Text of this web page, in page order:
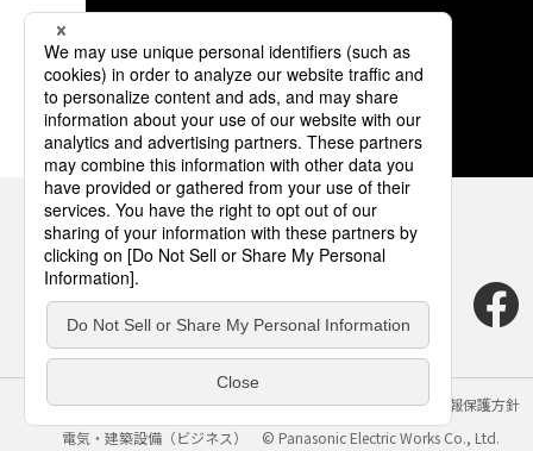
サイトのご利用にあたって クッキーポリシー
個人情報保護方針
電気・建築設備（ビジネス）
© Panasonic Electric Works Co., Ltd.